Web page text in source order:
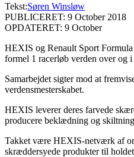
Tekst:Søren Winsløw
PUBLICERET: 9 October 2018
OPDATERET: 9 October
HEXIS og Renault Sport
formel 1 racerløb verden over og
Samarbejdet sigter mod at
verdensmesterskabet.
HEXIS leverer deres farvede
producere beklædning og
Takket være HEXIS-netværk af
skræddersyede produkter til